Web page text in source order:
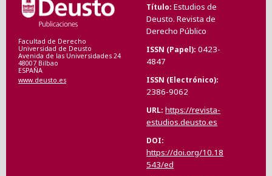
Facultad de Derecho
Universidad de Deusto
Avenida de las Universidades 24
48007 Bilbao
ESPAÑA
www.deusto.es
Título Estudios de
Deusto. Revista de
Derecho Público
ISSN (Papel) 0423-
4847
ISSN (Electrónico)
2386-9062
URL https://revista-
estudios.deusto.es
DOI
https://doi.org/10.18
543/ed